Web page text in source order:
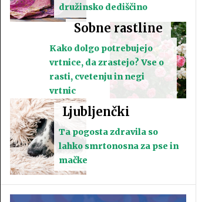
družinsko dediščino
Sobne rastline
Kako dolgo potrebujejo
vrtnice, da zrastejo? Vse o
rasti, cvetenju in negi
vrtnic
Ljubljenčki
Ta pogosta zdravila so
lahko smrtonosna za pse in
mačke